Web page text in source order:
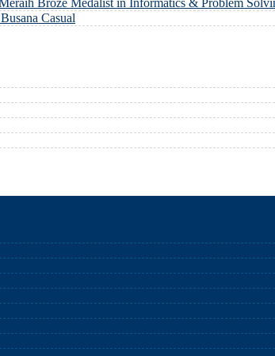
Broze Medalist in Informatics & Problem
Casual